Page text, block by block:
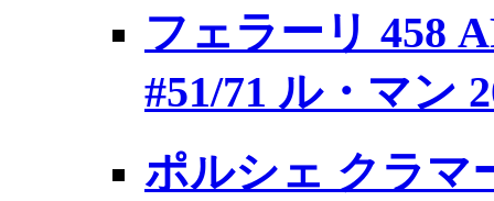
フェラーリ 458
#51/71 ル・マン
ポルシェ クラマ